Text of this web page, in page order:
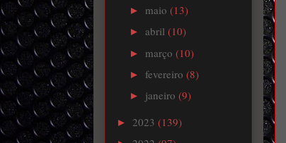
► maio (13)
► abril (10)
► março (10)
► fevereiro (8)
► janeiro (9)
► 2023 (139)